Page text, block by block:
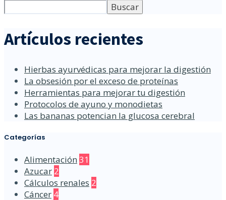
Buscar
Artículos recientes
Hierbas ayurvédicas para mejorar la digestión
La obsesión por el exceso de proteínas
Herramientas para mejorar tu digestión
Protocolos de ayuno y monodietas
Las bananas potencian la glucosa cerebral
Categorías
Alimentación 31
Azucar 2
Cálculos renales 2
Cáncer 4